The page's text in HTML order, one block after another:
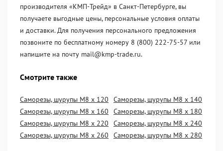
производителя «KМП-Трейд» в Санкт-Петербурге, вы
получаете выгодные цены, персональные условия оплаты
и доставки. Для получения персонального предложения
позвоните по бесплатному номеру 8 (800) 222-75-57 или
напишите на почту mail@kmp-trade.ru.
Смотрите также
Саморезы, шурупы М8 х 120
Саморезы, шурупы М8 х 140
Саморезы, шурупы М8 х 160
Саморезы, шурупы М8 х 180
Саморезы, шурупы М8 х 220
Саморезы, шурупы М8 х 240
Саморезы, шурупы М8 х 260
Саморезы, шурупы М8 х 280